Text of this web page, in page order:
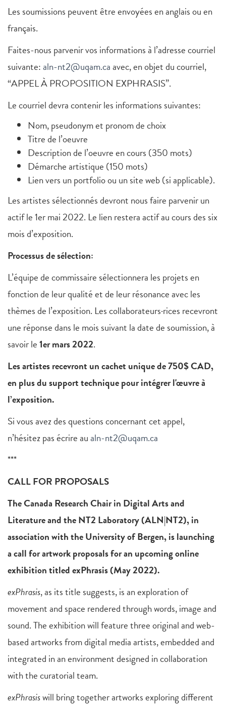
Les soumissions peuvent être envoyées en anglais ou en
français.
Faites-nous parvenir vos informations à l’adresse courriel
suivante:aln-nt2@uqam.caavec, en objet du courriel,
“APPEL À PROPOSITION EXPHRASIS”.
Le courriel devra contenir les informations suivantes:
Nom, pseudonym et pronom de choix
Titre de l’oeuvre
Description de l’oeuvre en cours (350 mots)
Démarche artistique (150 mots)
Lien vers un portfolio ou un site web (si applicable).
Les artistes sélectionnés devront nous faire parvenir un
actif le 1er mai 2022. Le lien restera actif au cours des six
mois d’exposition.
Processus de sélection:
L’équipe de commissaire sélectionnera les projets en
fonction de leur qualité et de leur résonance avec les
thèmes de l’exposition. Les collaborateurs·rices recevront
une réponse dans le mois suivant la date de soumission, à
savoir le1er mars 2022.
Les artistes recevront un cachet unique de 750$ CAD,
en plus du support technique pour intégrer l'œuvre à
l’exposition.
Si vous avez des questions concernant cet appel,
n’hésitez pas écrire aualn-nt2@uqam.ca
***
CALL FOR PROPOSALS
The Canada Research Chair in Digital Arts and
Literature and the NT2 Laboratory (ALN|NT2), in
association with the University of Bergen, is launching
a call for artwork proposals for an upcoming online
exhibition titled exPhrasis (May 2022).
exPhrasis, as its title suggests, is an exploration of
movement and space rendered through words, image and
sound. The exhibition will feature three original and web-
based artworks from digital media artists, embedded and
integrated in an environment designed in collaboration
with the curatorial team.
exPhrasiswill bring together artworks exploring different